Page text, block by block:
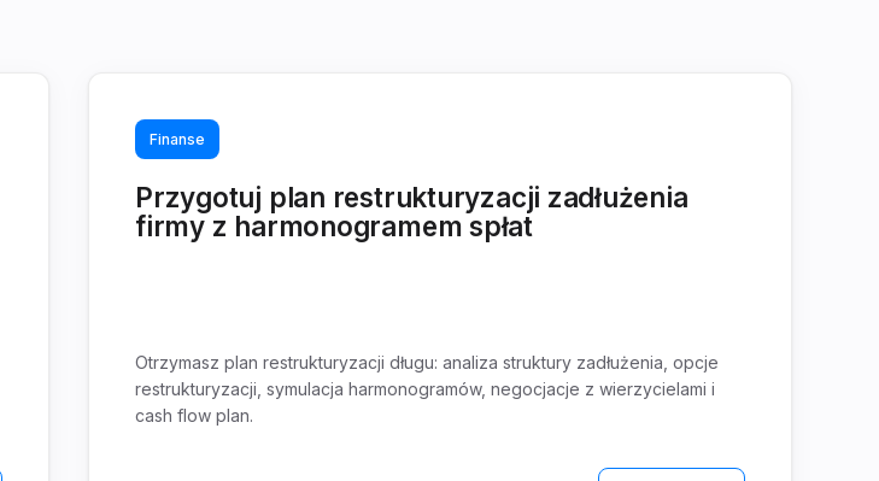
Finanse
Przygotuj plan restrukturyzacji zadłużenia
firmy z harmonogramem spłat
Otrzymasz plan restrukturyzacji długu: analiza struktury zadłużenia, opcje
restrukturyzacji, symulacja harmonogramów, negocjacje z wierzycielami i
cash flow plan.